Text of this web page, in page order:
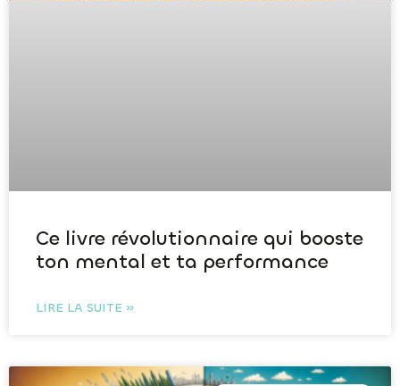
Ce livre révolutionnaire qui booste
ton mental et ta performance
LIRE LA SUITE »